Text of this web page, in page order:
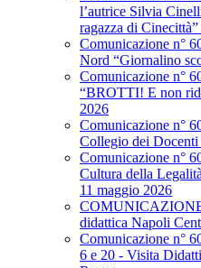
l’autrice Silvia
ragazza di
Comunicazione n°
Nord “Giornalino
Comunicazione n°
“BROTTI! E non
2026
Comunicazione n°
Collegio dei
Comunicazione n°
Cultura della
11 maggio 2026
COMUNICAZIONE
didattica Napoli
Comunicazione n°
6 e 20 - Visita